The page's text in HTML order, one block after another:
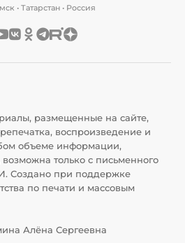
• Татарстан • Россия
размещенные на сайте,
воспроизведение и
объеме информации,
только с письменного
Создано при поддержке
по печати и массовым
Алёна Сергеевна